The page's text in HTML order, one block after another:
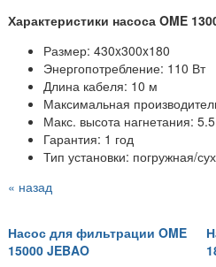
Характеристики насоса OME
Размер: 430x300x180
Энергопотребление: 110 Вт
Длина кабеля: 10 м
Максимальная
Макс. высота нагнетания:
Гарантия: 1 год
Тип установки: погружная/
« назад
Насос для фильтрации OME
15000 JEBAO